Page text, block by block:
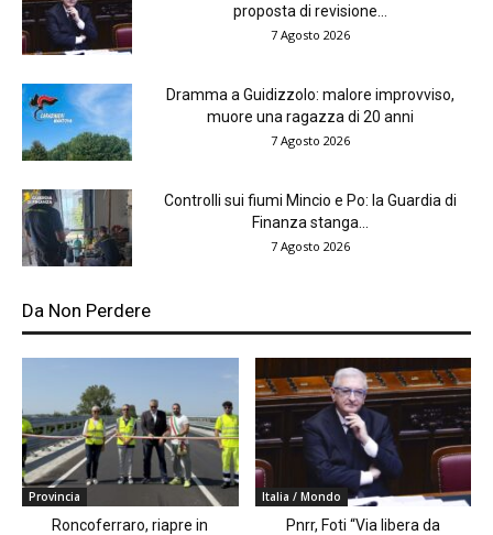
proposta di revisione...
7 Agosto 2026
Dramma a Guidizzolo: malore improvviso,
muore una ragazza di 20 anni
7 Agosto 2026
Controlli sui fiumi Mincio e Po: la Guardia di
Finanza stanga...
7 Agosto 2026
Da Non Perdere
Provincia
Roncoferraro, riapre in
Italia / Mondo
Pnrr, Foti “Via libera da